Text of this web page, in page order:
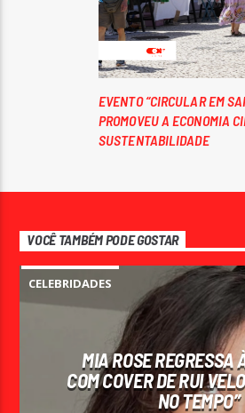
EVENTO “CIRCULAR EM
PROMOVEU A ECONOMIA
SUSTENTABILIDADE
VOCÊ TAMBÉM PODE GOSTAR
CELEBRIDADES
MIA ROSE REGRESSA
COM COVER DE RUI
NO TEMPO”